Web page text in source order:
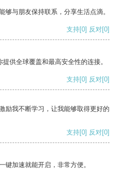
够与朋友保持联系，分享生活点滴。
支持[0] 反对[0]
供全球覆盖和最高安全性的连接。
支持[0] 反对[0]
励我不断学习，让我能够取得更好的
支持[0] 反对[0]
键加速就能开启，非常方便。